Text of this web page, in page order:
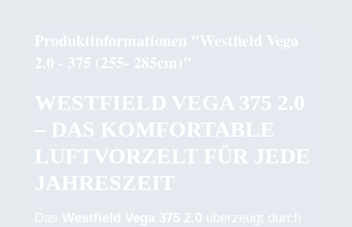
Produktinformationen "Westfield Vega
2.0 - 375 (255- 285cm)"
WESTFIELD VEGA 375 2.0
– DAS KOMFORTABLE
LUFTVORZELT FÜR JEDE
JAHRESZEIT
Das Westfield Vega 375 2.0 überzeugt durch